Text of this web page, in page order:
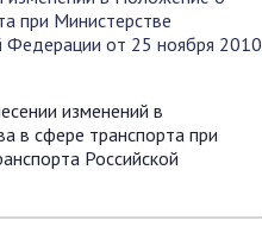
при Министерстве
Федерации от 25 ноября 2010
изменений в
в сфере транспорта при
Российской